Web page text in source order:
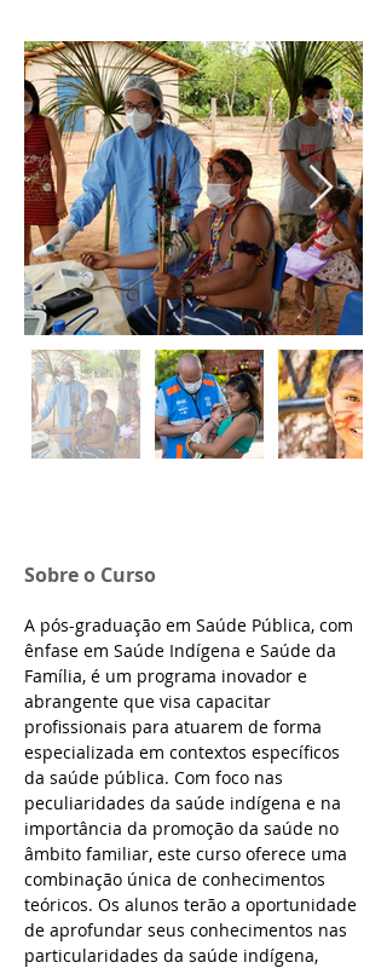
Sobre o Curso
A pós-graduação em Saúde Pública, com
ênfase em Saúde Indígena e Saúde da
Família, é um programa inovador e
abrangente que visa capacitar
profissionais para atuarem de forma
especializada em contextos específicos
da saúde pública. Com foco nas
peculiaridades da saúde indígena e na
importância da promoção da saúde no
âmbito familiar, este curso oferece uma
combinação única de conhecimentos
teóricos. Os alunos terão a oportunidade
de aprofundar seus conhecimentos nas
particularidades da saúde indígena,